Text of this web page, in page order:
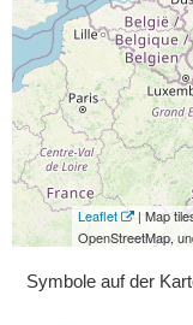
Leaflet
| Map
OpenStreetMap,
Symbole auf der